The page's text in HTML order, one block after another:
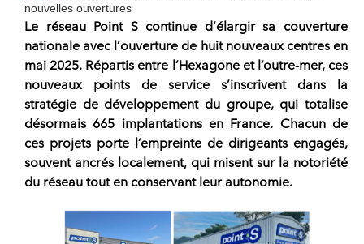
nouvelles ouvertures
Le réseau Point Scontinue d’élargir sa couverture
nationale avec l’ouverture de huit nouveaux centresen
mai 2025. Répartis entre l’Hexagone et l’outre-mer, ces
nouveaux points de service s’inscrivent dans la
stratégie de développementdu groupe, qui totalise
désormais 665 implantations en France. Chacun de
ces projets porte l’empreinte de dirigeants engagés,
souvent ancrés localement, qui misent sur la notoriété
du réseau tout en conservant leur autonomie.